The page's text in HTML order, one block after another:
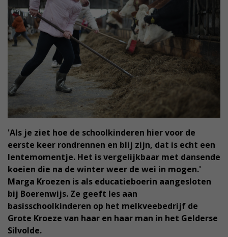
'Als je ziet hoe de schoolkinderen hier voor de
eerste keer rondrennen en blij zijn, dat is echt een
lentemomentje. Het is vergelijkbaar met dansende
koeien die na de winter weer de wei in mogen.'
Marga Kroezen is als educatieboerin aangesloten
bij Boerenwijs. Ze geeft les aan
basisschoolkinderen op het melkveebedrijf de
Grote Kroeze van haar en haar man in het Gelderse
Silvolde.